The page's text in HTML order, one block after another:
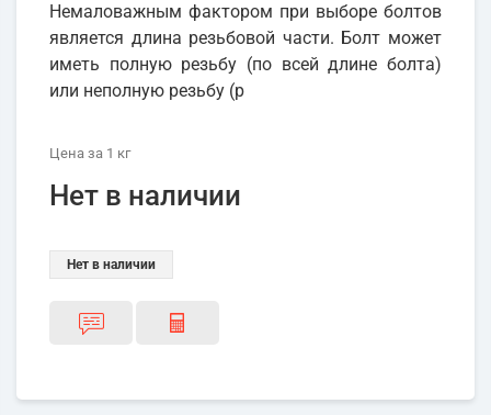
Немаловажным фактором при выборе болтов
является длина резьбовой части. Болт может
иметь полную резьбу (по всей длине болта)
или неполную резьбу (р
Цена за 1 кг
Нет в наличии
Нет в наличии